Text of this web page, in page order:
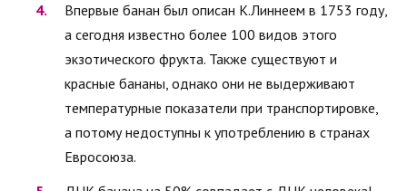
Впервые банан был описан К.Линнеем в 1753 году,
а сегодня известно более 100 видов этого
экзотического фрукта. Также существуют и
красные бананы, однако они не выдерживают
температурные показатели при транспортировке,
а потому недоступны к употреблению в странах
Евросоюза.